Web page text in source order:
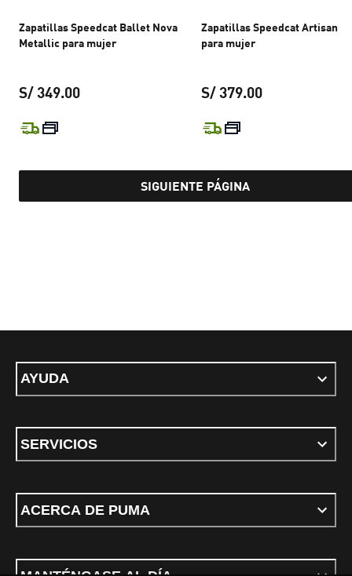
Zapatillas Speedcat Ballet Nova
Metallic para mujer
S/ 349.00
precio actual S/ 349.00
Zapatillas Speedcat Artisan
para mujer
S/ 379.00
SIGUIENTE PÁGINA
AYUDA
SERVICIOS
ACERCA DE PUMA